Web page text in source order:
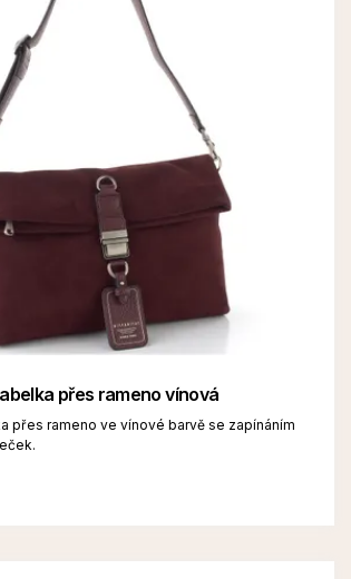
přes rameno vínová
přes rameno ve vínové barvě se zapínáním